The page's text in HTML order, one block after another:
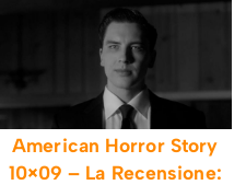
American Horror Story
10×09 – La Recensione: